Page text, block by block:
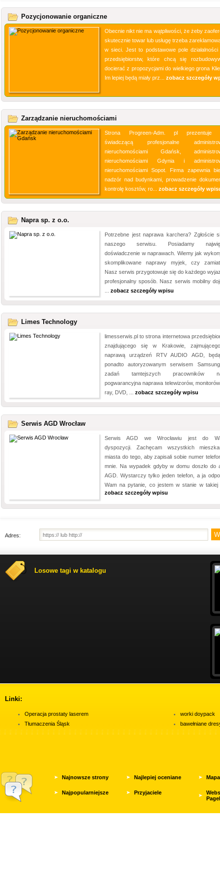
Pozycjonowanie organiczne
Obecnie nikt nie ma wątpliwości, że żeby
skutecznie towar lub usługę trzeba
w sieci. Jest to podstawowe pole działalności
przedsiębiorstw, które chcą się
docierać z propozycjami do wielkiego grona
Im lepiej będą miały prz... zobacz szczegóły
Zarządzanie nieruchomościami
Strona Progreen-Adm. pl prezentuje
świadczącą profesjonalne
nieruchomościami Gdańsk,
nieruchomościami Gdynia i
nieruchomościami Sopot. Firma zapewnia
nadzór nad budynkami, prowadzenie
kontrolę kosztów, ro... zobacz szczegóły
Napra sp. z o.o.
Potrzebne jest naprawa karchera? Zgłoście
naszego serwisu. Posiadamy
doświadczenie w naprawach. Wiemy jak
skomplikowane naprawy myjek, czy
Nasz serwis przygotowuje się do każdego
profesjonalny sposób. Nasz serwis mobilny
zobacz szczegóły wpisu
Limes Technology
limesserwis.pl to strona internetowa
znajdującego się w Krakowie,
naprawą urządzeń RTV AUDIO AGD,
ponadto autoryzowanym serwisem
zadań tamtejszych pracowników
pogwarancyjna naprawa telewizorów,
ray, DVD, ... zobacz szczegóły wpisu
Serwis AGD Wrocław
Serwis AGD we Wrocławiu jest do
dyspozycji. Zachęcam wszystkich
miasta do tego, aby zapisali sobie numer
mnie. Na wypadek gdyby w domu doszło do
AGD. Wystarczy tylko jeden telefon, a ja
Wam na pytanie, co jestem w stanie w takiej
zobacz szczegóły wpisu
Adres:
Losowe tagi w katalogu
Linki:
Operacja prostaty laserem
Tłumaczenia Śląsk
worki doypack
bawełniane
Najnowsze strony Najlepiej oceniane
Najpopularniejsze Przyjaciele